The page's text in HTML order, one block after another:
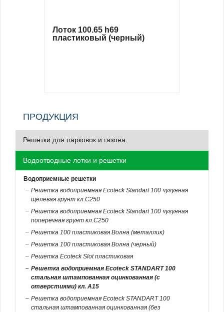
ПРОДУКЦИЯ
Решетки для парковок и газона
Водоотводные лотки и решетки
Водоприемные решетки
Решетка водоприемная Ecoteck Standart 100 чугунная
щелевая грунт кл.С250
Решетка водоприемная Ecoteck Standart 100 чугунная
поперечная грунт кл.С250
Решетка 100 пластиковая Волна (металлик)
Решетка 100 пластиковая Волна (черный)
Решетка Ecoteck Slot пластиковая
Решетка водоприемная Ecoteck STANDART 100
стальная штампованная оцинкованная (с
отверстиями) кл. А15
Решетка водоприемная Ecoteck STANDART 100
стальная штампованная оцинкованная (без
Лоток 100.65 h69
пластиковый (черный)